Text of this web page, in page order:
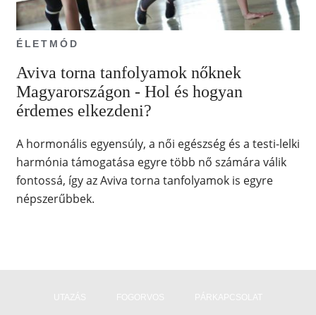
ÉLETMÓD
Aviva torna tanfolyamok nőknek
Magyarországon - Hol és hogyan
érdemes elkezdeni?
A hormonális egyensúly, a női egészség és a testi-lelki
harmónia támogatása egyre több nő számára válik
fontossá, így az Aviva torna tanfolyamok is egyre
népszerűbbek.